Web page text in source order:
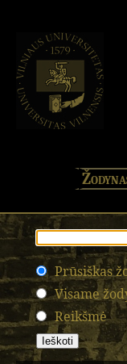
Prūsiškas
Visame
Reikšmė